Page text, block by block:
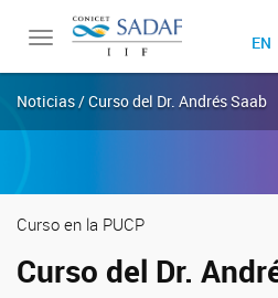
Toggle
EN
Noticias / Curso del Dr. Andrés Saab
Curso en la PUCP
Curso del Dr.